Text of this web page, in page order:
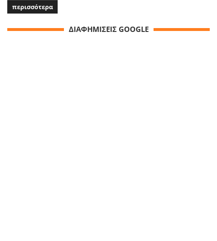
περισσότερα
ΔΙΑΦΗΜΙΣΕΙΣ GOOGLE